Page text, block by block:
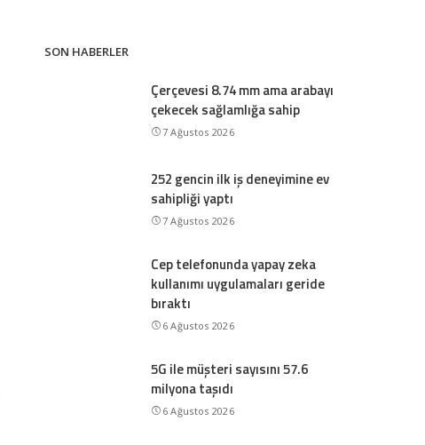
SON HABERLER
Çerçevesi 8.74 mm ama arabayı
çekecek sağlamlığa sahip
7 Ağustos 2026
252 gencin ilk iş deneyimine ev
sahipliği yaptı
7 Ağustos 2026
Cep telefonunda yapay zeka
kullanımı uygulamaları geride
bıraktı
6 Ağustos 2026
5G ile müşteri sayısını 57.6
milyona taşıdı
6 Ağustos 2026